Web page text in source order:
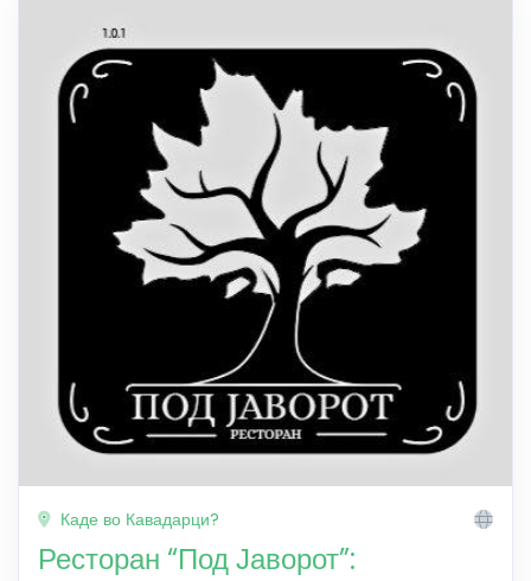
Каде во Кавадарци?
Ресторан “Под Јаворот”: